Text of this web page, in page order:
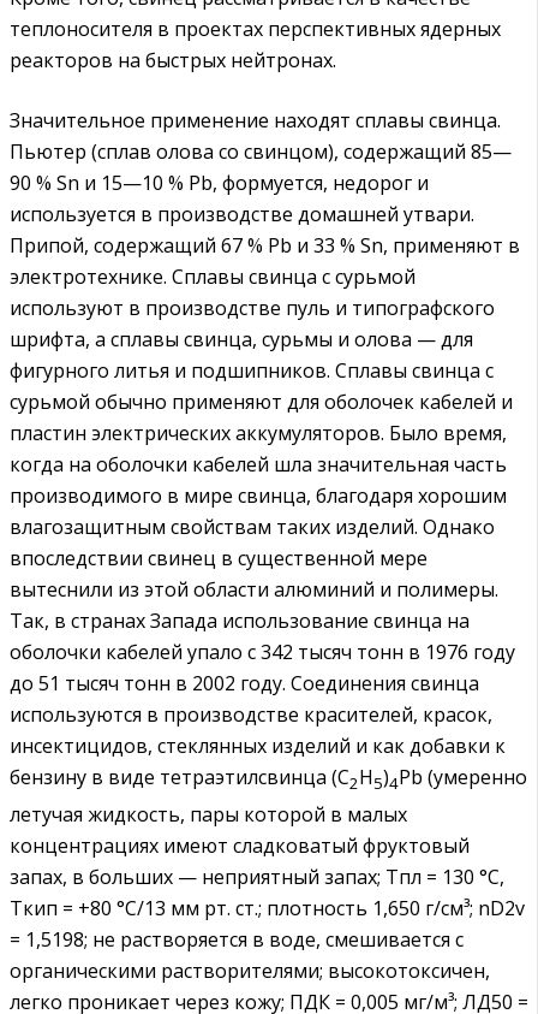
теплоносителя в проектах перспективных ядерных
реакторов на быстрых нейтронах.
Значительное применение находят сплавы свинца.
Пьютер (сплав олова со свинцом), содержащий 85—
90 % Sn и 15—10 % Pb, формуется, недорог и
используется в производстве домашней утвари.
Припой, содержащий 67 % Pb и 33 % Sn, применяют в
электротехнике. Сплавы свинца с сурьмой
используют в производстве пуль и типографского
шрифта, а сплавы свинца, сурьмы и олова — для
фигурного литья и подшипников. Сплавы свинца с
сурьмой обычно применяют для оболочек кабелей и
пластин электрических аккумуляторов. Было время,
когда на оболочки кабелей шла значительная часть
производимого в мире свинца, благодаря хорошим
влагозащитным свойствам таких изделий. Однако
впоследствии свинец в существенной мере
вытеснили из этой области алюминий и полимеры.
Так, в странах Запада использование свинца на
оболочки кабелей упало с 342 тысяч тонн в 1976 году
до 51 тысяч тонн в 2002 году. Соединения свинца
используются в производстве красителей, красок,
инсектицидов, стеклянных изделий и как добавки к
бензину в виде тетраэтилсвинца (C2H5)4Pb (умеренно
летучая жидкость, пары которой в малых
концентрациях имеют сладковатый фруктовый
запах, в больших — неприятный запах; Тпл = 130 °C,
Ткип = +80 °С/13 мм рт. ст.; плотность 1,650 г/см³; nD2v
= 1,5198; не растворяется в воде, смешивается с
органическими растворителями; высокотоксичен,
легко проникает через кожу; ПДК = 0,005 мг/м³; ЛД50 =